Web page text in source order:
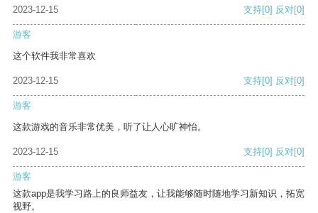
2023-12-15
支持[0] 反对[0]
游客
这个软件我非常喜欢
2023-12-15 支持[0] 反对[0]
游客
这款游戏的音乐非常优美，听了让人心旷神怡。
2023-12-15 支持[0] 反对[0]
游客
这款app是我学习路上的良师益友，让我能够随时随地学习新知识，拓宽
视野。